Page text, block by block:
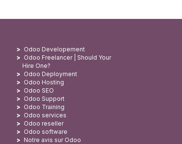
Odoo Developement
Odoo Freelancer | Should Your
Hire One?
Odoo Deployment
Odoo Hosting
Odoo SEO
Odoo Support
Odoo Training
Odoo services
Odoo reseller
Odoo software
Notre avis sur Odoo